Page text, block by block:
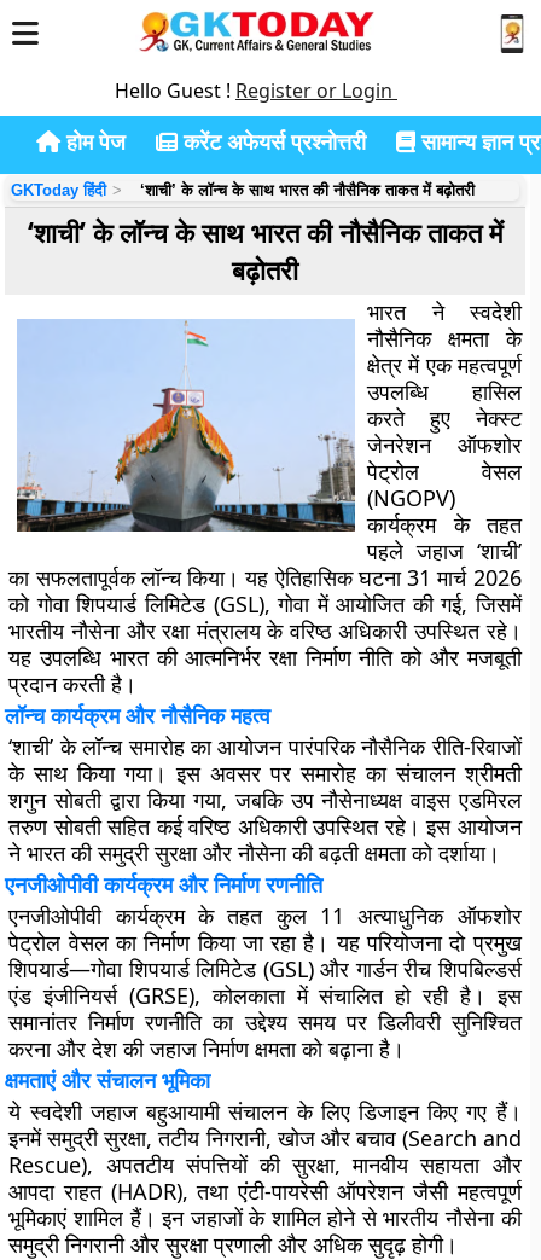
Hello Guest ! Register or Login
होम पेज करेंट अफेयर्स प्रश्नोत्तरी सामान्य ज्ञान
GKToday हिंदी ‘शाची’ के लॉन्च के साथ भारत की नौसैनिक ताकत में बढ़ोतरी
‘शाची’ के लॉन्च के साथ भारत की नौसैनिक ताकत में
बढ़ोतरी
भारत ने स्वदेशी
नौसैनिक क्षमता के
क्षेत्र में एक महत्वपूर्ण
उपलब्धि हासिल
करते हुए नेक्स्ट
जेनरेशन ऑफशोर
पेट्रोल वेसल
(NGOPV)
कार्यक्रम के तहत
पहले जहाज ‘शाची’
का सफलतापूर्वक लॉन्च किया। यह ऐतिहासिक घटना 31 मार्च 2026
को गोवा शिपयार्ड लिमिटेड (GSL), गोवा में आयोजित की गई, जिसमें
भारतीय नौसेना और रक्षा मंत्रालय के वरिष्ठ अधिकारी उपस्थित रहे।
यह उपलब्धि भारत की आत्मनिर्भर रक्षा निर्माण नीति को और मजबूती
प्रदान करती है।
लॉन्च कार्यक्रम और नौसैनिक महत्व
‘शाची’ के लॉन्च समारोह का आयोजन पारंपरिक नौसैनिक रीति-रिवाजों
के साथ किया गया। इस अवसर पर समारोह का संचालन श्रीमती
शगुन सोबती द्वारा किया गया, जबकि उप नौसेनाध्यक्ष वाइस एडमिरल
तरुण सोबती सहित कई वरिष्ठ अधिकारी उपस्थित रहे। इस आयोजन
ने भारत की समुद्री सुरक्षा और नौसेना की बढ़ती क्षमता को दर्शाया।
एनजीओपीवी कार्यक्रम और निर्माण रणनीति
एनजीओपीवी कार्यक्रम के तहत कुल 11 अत्याधुनिक ऑफशोर
पेट्रोल वेसल का निर्माण किया जा रहा है। यह परियोजना दो प्रमुख
शिपयार्ड—गोवा शिपयार्ड लिमिटेड (GSL) और गार्डन रीच शिपबिल्डर्स
एंड इंजीनियर्स (GRSE), कोलकाता में संचालित हो रही है। इस
समानांतर निर्माण रणनीति का उद्देश्य समय पर डिलीवरी सुनिश्चित
करना और देश की जहाज निर्माण क्षमता को बढ़ाना है।
क्षमताएं और संचालन भूमिका
ये स्वदेशी जहाज बहुआयामी संचालन के लिए डिजाइन किए गए हैं।
इनमें समुद्री सुरक्षा, तटीय निगरानी, खोज और बचाव (Search and
Rescue), अपतटीय संपत्तियों की सुरक्षा, मानवीय सहायता और
आपदा राहत (HADR), तथा एंटी-पायरेसी ऑपरेशन जैसी महत्वपूर्ण
भूमिकाएं शामिल हैं। इन जहाजों के शामिल होने से भारतीय नौसेना की
समुद्री निगरानी और सुरक्षा प्रणाली और अधिक सुदृढ़ होगी।